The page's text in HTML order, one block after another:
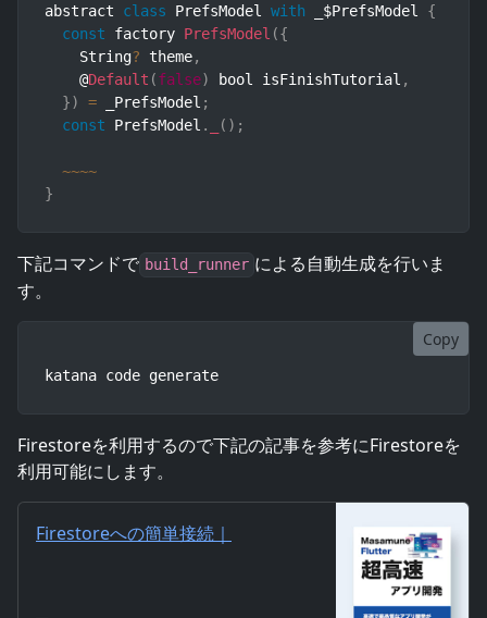
abstract class PrefsModel with _$PrefsModel {
const factory PrefsModel ({
    String
? theme,
    @
Default (false) bool isFinishTutorial ,
}) = _PrefsModel ;
const PrefsModel . ( ) ;
~~~~
}
下記コマンドで build_runner による自動生成を行いま
す。
Copy
katana code generate
Firestoreを利用するので下記の記事を参考にFirestoreを
利用可能にします。
Firestoreへの簡単接続｜